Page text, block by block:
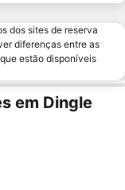
dos sites de reserva
diferenças entre as
estão disponíveis
em Dingle